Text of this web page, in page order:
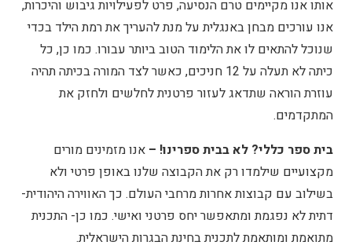
אותו אנו מקיימים טרם הנסיעה, פרט לפעילויות גיבוש והיכרות,
אנו עורכים מבחן באנגלית על מנת להעריך את רמת הילד בכדי
שנוכל להתאים לו את הלימוד הטוב ביותר עבורו. כמו כן, כל
כיתה לא תעלה על 12 חניכים, כאשר לצד המורה בכיתה תהיה
עוזרת הוראה שתדאג לעזור פרטנית לחלשים ולחזק את
המתקדמים.
בית ספר כללי? לא בבית ספרינו! – אנו מזמינים מורים
מקצועיים שילמדו רק את הקבוצה שלנו באופן פרטי ולא
בשילוב עם קבוצות אחרות מרחבי העולם. כך האווירה היהודית-
דתית לא נפגמת ומתאפשר יחס פרטני ואישי. כמו כן- התכנית
מתואמת ומותאמת לתכנית בחינת הבגרות הישראלית.